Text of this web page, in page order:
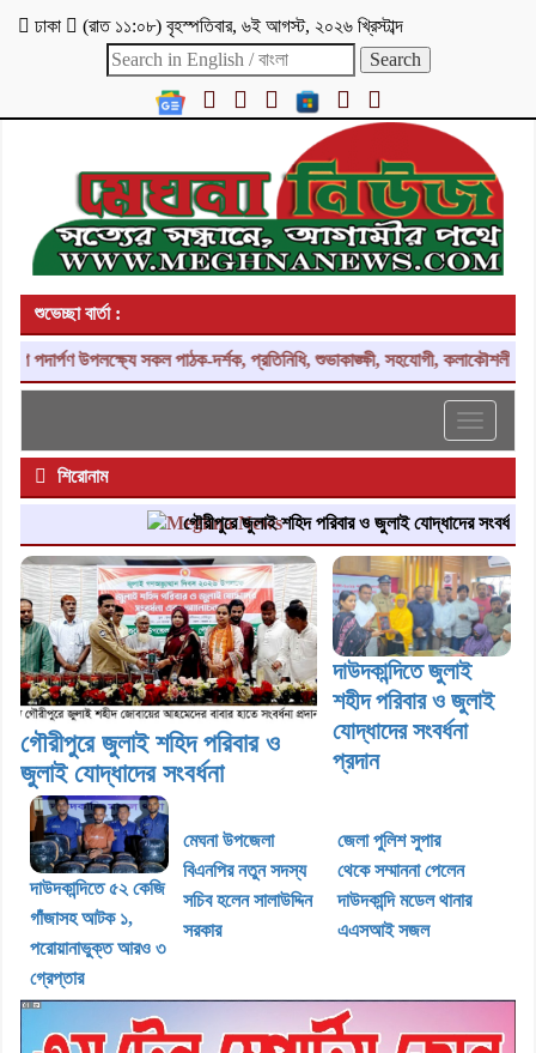
ঢাকা (রাত ১১:০৮) বৃহস্পতিবার, ৬ই আগস্ট, ২০২৬ খ্রিস্টাব্দ
শুভেচ্ছা বার্তা :
সকল পাঠক-দর্শক, প্রতিনিধি, শুভাকাঙ্ক্ষী, সহযোগী, কলাকৌশলীসহ দেশ ও
Toggle
শিরোনাম
গৌরীপুরে জুলাই শহিদ পরিবার ও জুলাই যোদ্ধাদের সংবর্ধনা
গৌরীপুরে জুলাই শহিদ পরিবার ও
জুলাই যোদ্ধাদের সংবর্ধনা
দাউদকান্দিতে জুলাই
শহীদ পরিবার ও জুলাই
যোদ্ধাদের সংবর্ধনা
প্রদান
দাউদকান্দিতে ৫২ কেজি
গাঁজাসহ আটক ১,
পরোয়ানাভুক্ত আরও ৩
গ্রেপ্তার
মেঘনা উপজেলা
বিএনপির নতুন সদস্য
সচিব হলেন সালাউদ্দিন
সরকার
জেলা পুলিশ সুপার
থেকে সম্মাননা পেলেন
দাউদকান্দি মডেল থানার
এএসআই সজল